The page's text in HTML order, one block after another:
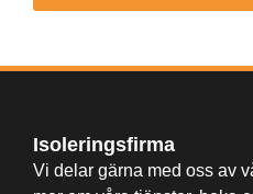
Isoleringsfirma
Vi delar gärna med oss av